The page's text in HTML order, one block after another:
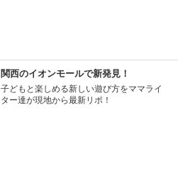
関西のイオンモールで新発見！
子どもと楽しめる新しい遊び方をママライ
ター達が現地から最新リポ！